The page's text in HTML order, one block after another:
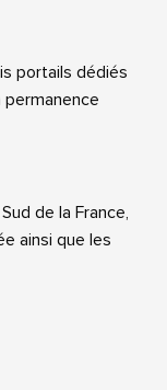
portails dédiés
permanence
de la France,
ainsi que les